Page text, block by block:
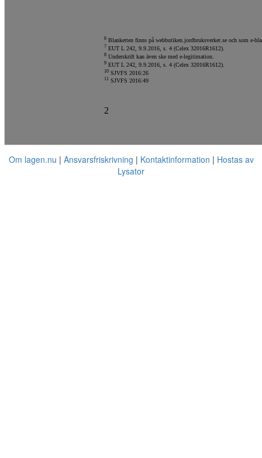
2
6 Blanketten finns på webbutiken.jordbruksverket.se och som e-
7 EUT L 242, 9.9.2016, s. 4 (Celex 32016R1612).
8 Underskrift kan även ske med e-legitimation.
9 EUT L 242, 9.9.2016, s. 4 (Celex 32016R1612).
10 SJVFS 2016:26
11 SJVFS 2016:49
Om lagen.nu Ansvarsfriskrivning Kontaktinformation
Hostas av
Lysator